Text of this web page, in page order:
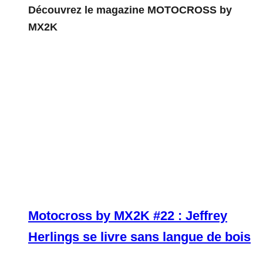
Découvrez le magazine MOTOCROSS by
MX2K
Motocross by MX2K #22 : Jeffrey
Herlings se livre sans langue de bois